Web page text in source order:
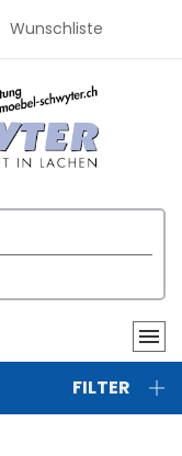
Wunschliste
FILTER